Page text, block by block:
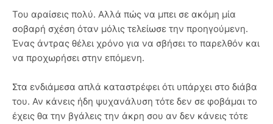
Του αραίσεις πολύ. Αλλά πώς να μπει σε ακόμη μία
σοβαρή σχέση όταν μόλις τελείωσε την προηγούμενη.
Ένας άντρας θέλει χρόνο για να σβήσει το παρελθόν και
να προχωρήσει στην επόμενη.
Στα ενδιάμεσα απλά καταστρέφει ότι υπάρχει στο διάβα
του. Αν κάνεις ήδη ψυχανάλυση τότε δεν σε φοβάμαι το
έχεις θα την βγάλεις την άκρη σου αν δεν κάνεις τότε